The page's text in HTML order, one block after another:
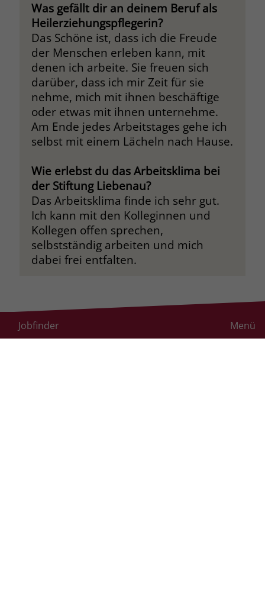
Was gefällt dir an deinem Beruf als
Heilerziehungspflegerin?
Das Schöne ist, dass ich die Freude
der Menschen erleben kann, mit
denen ich arbeite. Sie freuen sich
darüber, dass ich mir Zeit für sie
nehme, mich mit ihnen beschäftige
oder etwas mit ihnen unternehme.
Am Ende jedes Arbeitstages gehe ich
selbst mit einem Lächeln nach Hause.
Wie erlebst du das Arbeitsklima bei
der Stiftung Liebenau?
Das Arbeitsklima finde ich sehr gut.
Ich kann mit den Kolleginnen und
Kollegen offen sprechen,
selbstständig arbeiten und mich
dabei frei entfalten.
Christian Hipp im Interview
Jobfinder Menü